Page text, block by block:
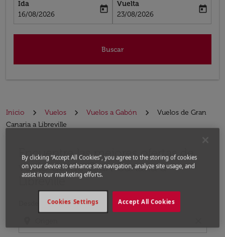
Ida
fc-booking-departure-date-aria-label
16/08/2026
today
Vuelta
fc-booking-return-date-aria-label
23/08/2026
today
Buscar
Inicio Vuelos Vuelos a Gabón
Vuelos de Gran
Canaria a Libreville
Encuentre las mejores ofertas de
vuelo desde Gran Canaria a
Libreville
By clicking “Accept All Cookies”, you agree to the storing of cookies
on your device to enhance site navigation, analyze site usage, and
assist in our marketing efforts.
Accept All Cookies
Cookies Settings